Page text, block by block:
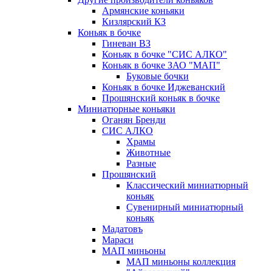
Армянские коньяки
Кизлярский КЗ
Коньяк в бочке
Гиневан ВЗ
Коньяк в бочке "СИС АЛКО"
Коньяк в бочке ЗАО "МАП"
Буковые бочки
Коньяк в бочке Иджеванский
Прошянский коньяк в бочке
Миниатюрные коньяки
Оганян Бренди
СИС АЛКО
Храмы
Животные
Разные
Прошянский
Классический миниатюрный
коньяк
Сувенирный миниатюрный
коньяк
Мадатовъ
Мараси
МАП миньоны
МАП миньоны коллекция